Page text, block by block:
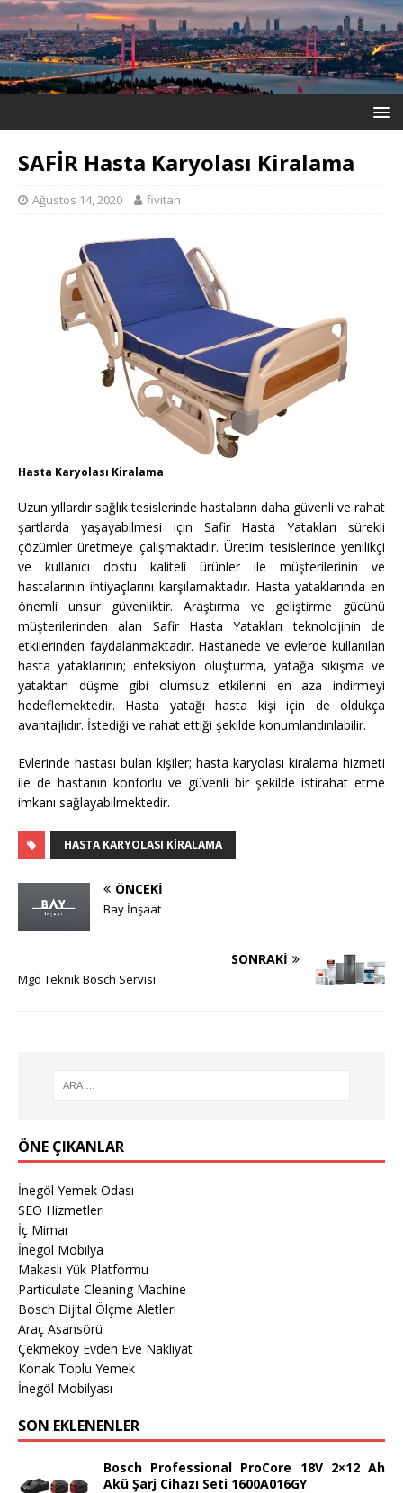
SAFİR Hasta Karyolası Kiralama
Ağustos 14, 2020 fivitan
Hasta Karyolası Kiralama
Uzun yıllardır sağlık tesislerinde hastaların daha güvenli ve rahat
şartlarda yaşayabilmesi için Safir Hasta Yatakları sürekli
çözümler üretmeye çalışmaktadır. Üretim tesislerinde yenilikçi
ve kullanıcı dostu kaliteli ürünler ile müşterilerinin ve
hastalarının ihtiyaçlarını karşılamaktadır. Hasta yataklarında en
önemli unsur güvenliktir. Araştırma ve geliştirme gücünü
müşterilerinden alan Safir Hasta Yatakları teknolojinin de
etkilerinden faydalanmaktadır. Hastanede ve evlerde kullanılan
hasta yataklarının; enfeksiyon oluşturma, yatağa sıkışma ve
yataktan düşme gibi olumsuz etkilerini en aza indirmeyi
hedeflemektedir. Hasta yatağı hasta kişi için de oldukça
avantajlıdır. İstediği ve rahat ettiği şekilde konumlandırılabilir.
Evlerinde hastası bulan kişiler; hasta karyolası kiralama hizmeti
ile de hastanın konforlu ve güvenli bir şekilde istirahat etme
imkanı sağlayabilmektedir.
HASTA KARYOLASI KIRALAMA
ÖNCEKI
Bay İnşaat
SONRAKI
Mgd Teknik Bosch Servisi
ÖNE ÇIKANLAR
İnegöl Yemek Odası
SEO Hizmetleri
İç Mimar
İnegöl Mobilya
Makaslı Yük Platformu
Particulate Cleaning Machine
Bosch Dijital Ölçme Aletleri
Araç Asansörü
Çekmeköy Evden Eve Nakliyat
Konak Toplu Yemek
İnegöl Mobilyası
SON EKLENENLER
Bosch Professional ProCore 18V 2×12 Ah
Akü Şarj Cihazı Seti 1600A016GY